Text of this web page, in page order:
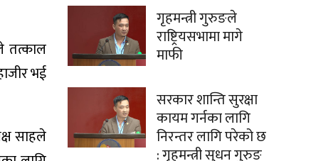
तत्काल
भई
साहले
गृहमन्त्री गुरुङले
राष्ट्रियसभामा मागे
माफी
सरकार शान्ति सुरक्षा
कायम गर्नका लागि
निरन्तर लागि परेको छ
: गृहमन्त्री सुधन गुरुङ